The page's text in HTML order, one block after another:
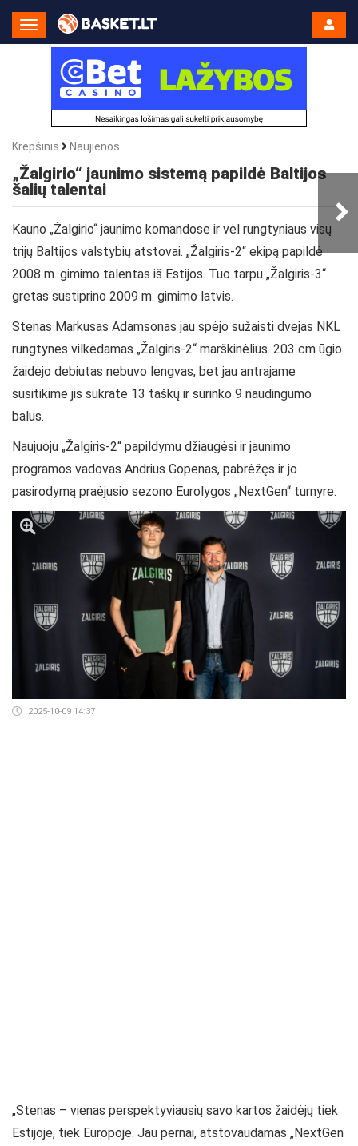
Toggle
Navigation
Krepšinis Naujienos
„Žalgirio“ jaunimo sistemą papildė Baltijos
šalių talentai
Kauno „Žalgirio“ jaunimo komandose ir vėl rungtyniaus visų
trijų Baltijos valstybių atstovai. „Žalgiris-2“ ekipą papildė
2008 m. gimimo talentas iš Estijos. Tuo tarpu „Žalgiris-3“
gretas sustiprino 2009 m. gimimo latvis.
Stenas Markusas Adamsonas jau spėjo sužaisti dvejas NKL
rungtynes vilkėdamas „Žalgiris-2“ marškinėlius. 203 cm ūgio
žaidėjo debiutas nebuvo lengvas, bet jau antrajame
susitikime jis sukratė 13 taškų ir surinko 9 naudingumo
balus.
Naujuoju „Žalgiris-2“ papildymu džiaugėsi ir jaunimo
programos vadovas Andrius Gopenas, pabrėžęs ir jo
pasirodymą praėjusio sezono Eurolygos „NextGen“ turnyre.
2025-10-09 14:37
„Stenas – vienas perspektyviausių savo kartos žaidėjų tiek
Estijoje, tiek Europoje. Jau pernai, atstovaudamas „NextGen